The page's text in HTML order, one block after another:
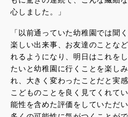
心しました。」
「以前通っていた幼稚園では聞
楽しい出来事、お友達のことな
れるようになり、明日はこれを
たいと幼稚園に行くことを楽し
れ、大きく変わったことだと実
こどものことを良く見てくれて
能性を含めた評価をしていただ